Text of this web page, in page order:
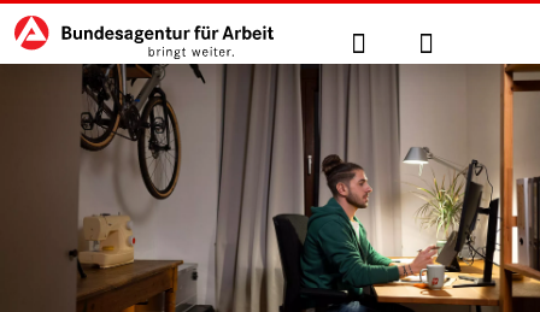
zu den Hauptinhalten springen
Hauptnavigation Suche Anmelden